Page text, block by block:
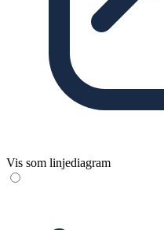
Vis som linjediagram